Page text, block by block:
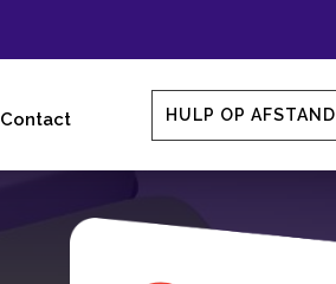
Contact HULP OP AFSTAND